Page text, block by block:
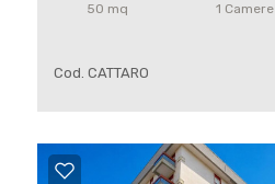
50 mq 1 Camere
Cod. CATTARO
4
5